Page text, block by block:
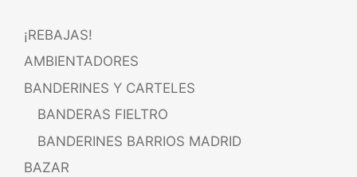
¡REBAJAS!
AMBIENTADORES
BANDERINES Y CARTELES
BANDERAS FIELTRO
BANDERINES BARRIOS MADRID
BAZAR